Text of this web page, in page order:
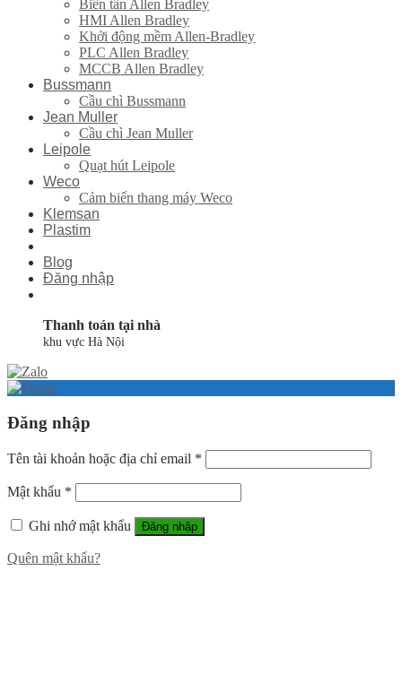
Biến tần Allen Bradley
HMI Allen Bradley
Khởi động mềm Allen-Bradley
PLC Allen Bradley
MCCB Allen Bradley
Bussmann
Cầu chì Bussmann
Jean Muller
Cầu chì Jean Muller
Leipole
Quạt hút Leipole
Weco
Cảm biến thang máy Weco
Klemsan
Plastim
Blog
Đăng nhập
Thanh toán tại nhà
khu vực Hà Nội
Đăng nhập
Tên tài khoản hoặc địa chỉ email *
Mật khẩu *
Ghi nhớ mật khẩu Đăng nhập
Quên mật khẩu?